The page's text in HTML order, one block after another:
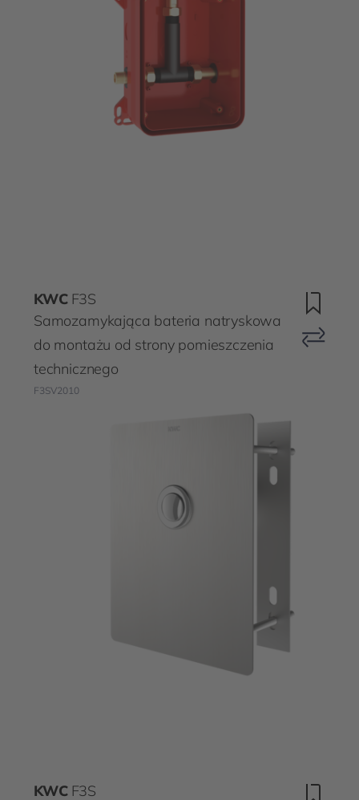
KWC F3S
Samozamykająca bateria natryskowa
do montażu od strony pomieszczenia
technicznego
F3SV2010
KWC F3S